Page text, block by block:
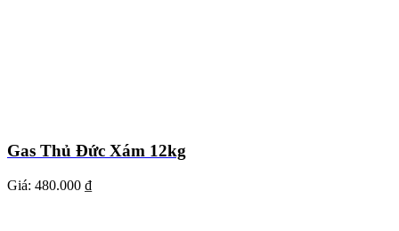
Gas Thủ Đức Xám 12kg
Giá: 480.000 ₫